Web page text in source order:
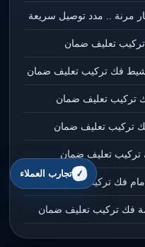
مرنة .. مدد توصيل سريعة
تعليف ضمان
فك تركيب تعليف ضمان
تركيب تعليف ضمان
تركيب تعليف ضمان
تركيب تعليف ضمان
فك تركيب تعليف ضمان
فك تركيب تعليف ضمان
تجارب العملاء